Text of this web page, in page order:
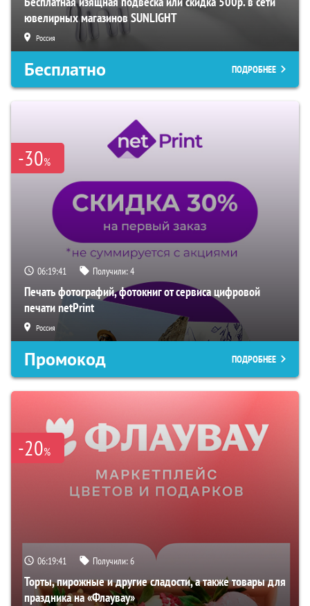
ювелирных магазинов SUNLIGHT
Россия
Бесплатно ПОДРОБНЕЕ
-30%
06:19:40 Получили:4
Печать фотографий, фотокниг от сервиса цифровой
печати netPrint
Россия
Промокод ПОДРОБНЕЕ
-20%
06:19:40 Получили:6
Торты, пирожные и другие сладости, а также товары для
праздника на «Флаувау»